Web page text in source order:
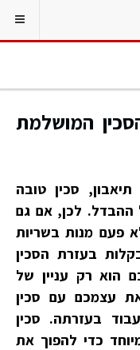
המושלמת
סכין טובה
ההבדל. לכן, אם גם
פעם מנות בשריות
בעזרת הסכין
הוא רק עניין של
עצמכם עם סכין
בעזרתה. סכין
כדי להפוך את